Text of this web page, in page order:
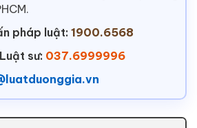
pháp luật: 1900.6568
sư: 037.6999996